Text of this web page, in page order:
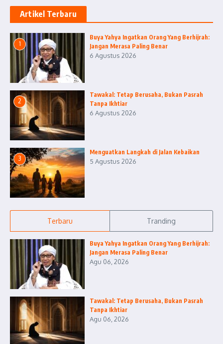
Artikel Terbaru
1
Buya Yahya Ingatkan Orang Yang Berhijrah:
Jangan Merasa Paling Benar
6 Agustus 2026
2
Tawakal: Tetap Berusaha, Bukan Pasrah
Tanpa Ikhtiar
6 Agustus 2026
3
Menguatkan Langkah di Jalan Kebaikan
5 Agustus 2026
Terbaru Tranding
Buya Yahya Ingatkan Orang Yang Berhijrah:
Jangan Merasa Paling Benar
Agu 06, 2026
Tawakal: Tetap Berusaha, Bukan Pasrah
Tanpa Ikhtiar
Agu 06, 2026